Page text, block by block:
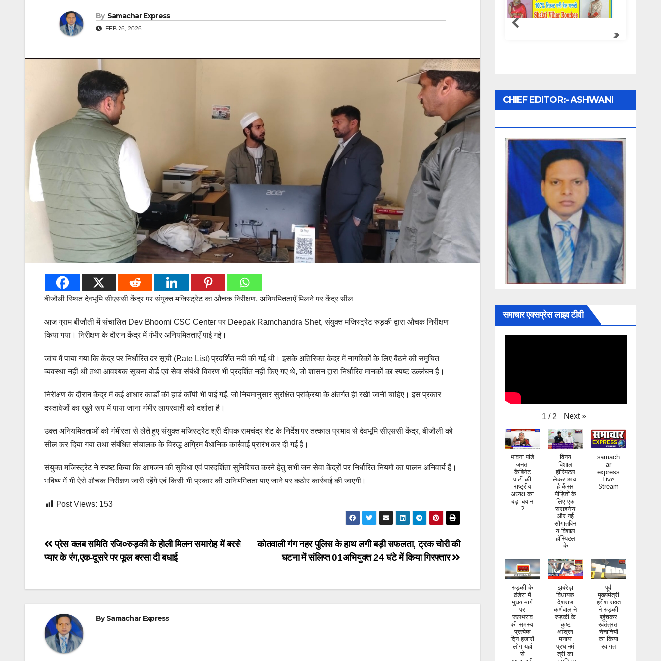
By Samachar Express
FEB 26, 2026
बीजौली स्थित देवभूमि सीएससी केंद्र पर संयुक्त मजिस्ट्रेट का औचक निरीक्षण, अनियमितताएँ मिलने पर केंद्र सील
आज ग्राम बीजौली में संचालित Dev Bhoomi CSC Center पर Deepak Ramchandra Shet, संयुक्त मजिस्ट्रेट रुड़की द्वारा औचक निरीक्षण
किया गया। निरीक्षण के दौरान केंद्र में गंभीर अनियमितताएँ पाई गईं।
जांच में पाया गया कि केंद्र पर निर्धारित दर सूची (Rate List) प्रदर्शित नहीं की गई थी। इसके अतिरिक्त केंद्र में नागरिकों के लिए बैठने की समुचित
व्यवस्था नहीं थी तथा आवश्यक सूचना बोर्ड एवं सेवा संबंधी विवरण भी प्रदर्शित नहीं किए गए थे, जो शासन द्वारा निर्धारित मानकों का स्पष्ट उल्लंघन है।
निरीक्षण के दौरान केंद्र में कई आधार कार्डों की हार्ड कॉपी भी पाई गईं, जो नियमानुसार सुरक्षित प्रक्रिया के अंतर्गत ही रखी जानी चाहिए। इस प्रकार
दस्तावेजों का खुले रूप में पाया जाना गंभीर लापरवाही को दर्शाता है।
उक्त अनियमितताओं को गंभीरता से लेते हुए संयुक्त मजिस्ट्रेट श्री दीपक रामचंद्र शेट के निर्देश पर तत्काल प्रभाव से देवभूमि सीएससी केंद्र, बीजौली को
सील कर दिया गया तथा संबंधित संचालक के विरुद्ध अग्रिम वैधानिक कार्रवाई प्रारंभ कर दी गई है।
संयुक्त मजिस्ट्रेट ने स्पष्ट किया कि आमजन की सुविधा एवं पारदर्शिता सुनिश्चित करने हेतु सभी जन सेवा केंद्रों पर निर्धारित नियमों का पालन अनिवार्य है।
भविष्य में भी ऐसे औचक निरीक्षण जारी रहेंगे एवं किसी भी प्रकार की अनियमितता पाए जाने पर कठोर कार्रवाई की जाएगी।
Post Views: 153
Post
navigation
कोतवाली गंग नहर पुलिस के हाथ लगी बड़ी सफलता, ट्रक चोरी की
घटना में संलिप्त 01अभियुक्त 24 घंटे में किया गिरफ्तार
प्रेस क्लब समिति रजि०रुड़की के होली मिलन समारोह में बरसे
प्यार के रंग,एक-दूसरे पर फूल बरसा दी बधाई
BySamachar Express
UPADHYAY
1 / 2 Next »
भावना पांडे
कैबिनेट
पार्टी की
राष्ट्रीय
अध्यक्ष का
बड़ा बयान
?
विनय
हॉस्पिटल
लेकर आया
है कैंसर
पीड़ितों के
लिए एक
सराहनीय
और नई
सौगातविन
य विशाल
हॉस्पिटल
के
samach
express
Live
Stream
रुड़की के
मुख्य मार्ग
पर
जलभराव
की समस्या
प्रत्येक
दिन हजारों
लोग यहां
से
आवाजाही
करते
झबरेड़ा
देशराज
कर्णवाल ने
रुड़की के
कुष्ट
आश्रम
मनाया
प्रधानमं
त्री का
जन्मदिवस
पूर्व
हरीश रावत
ने रुड़की
पहुंचकर
स्वतंत्रता
सेनानियों
का किया
स्वागत